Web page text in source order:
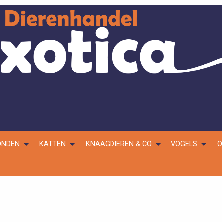
KATTEN KNAAGDIEREN & CO VOGELS